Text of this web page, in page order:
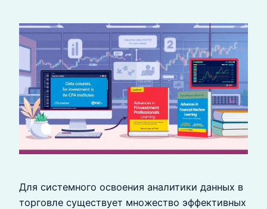
Для системного освоения аналитики данных в
торговле существует множество эффективных